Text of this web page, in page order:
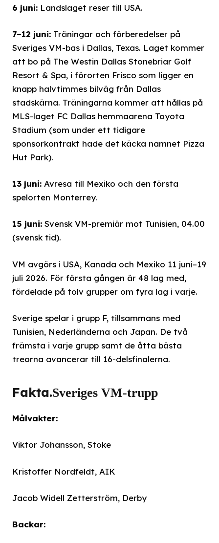
6 juni: Landslaget reser till USA.
7–12 juni: Träningar och förberedelser på
Sveriges VM-bas i Dallas, Texas. Laget kommer
att bo på The Westin Dallas Stonebriar Golf
Resort & Spa, i förorten Frisco som ligger en
knapp halvtimmes bilväg från Dallas
stadskärna. Träningarna kommer att hållas på
MLS-laget FC Dallas hemmaarena Toyota
Stadium (som under ett tidigare
sponsorkontrakt hade det käcka namnet Pizza
Hut Park).
13 juni: Avresa till Mexiko och den första
spelorten Monterrey.
15 juni: Svensk VM-premiär mot Tunisien, 04.00
(svensk tid).
VM avgörs i USA, Kanada och Mexiko 11 juni–19
juli 2026. För första gången är 48 lag med,
fördelade på tolv grupper om fyra lag i varje.
Sverige spelar i grupp F, tillsammans med
Tunisien, Nederländerna och Japan. De två
främsta i varje grupp samt de åtta bästa
treorna avancerar till 16-delsfinalerna.
Fakta.Sveriges VM-trupp
Målvakter:
Viktor Johansson, Stoke
Kristoffer Nordfeldt, AIK
Jacob Widell Zetterström, Derby
Backar: